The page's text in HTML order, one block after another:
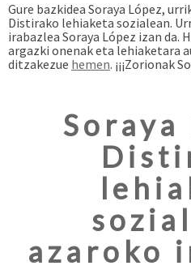
Gure bazkidea Soraya López,
Distirako lehiaketa sozialean.
irabazlea Soraya López izan da.
argazki onenak eta lehiaketara
ditzakezue hemen. ¡¡¡Zorionak
Soraya
azaroko